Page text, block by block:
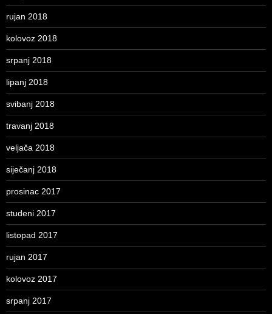
rujan 2018
kolovoz 2018
srpanj 2018
lipanj 2018
svibanj 2018
travanj 2018
veljača 2018
siječanj 2018
prosinac 2017
studeni 2017
listopad 2017
rujan 2017
kolovoz 2017
srpanj 2017